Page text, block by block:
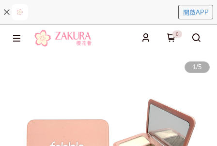
開啟APP
0
1/5